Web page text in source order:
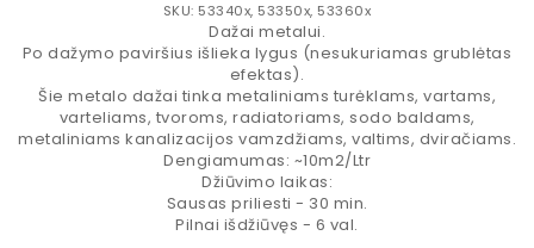
SKU: 53340x, 53350x, 53360x
Dažai metalui.
Po dažymo paviršius išlieka lygus (nesukuriamas grublėtas
efektas).
Šie metalo dažai tinka metaliniams turėklams, vartams,
varteliams, tvoroms, radiatoriams, sodo baldams,
metaliniams kanalizacijos vamzdžiams, valtims, dviračiams.
Dengiamumas: ~10m2/Ltr
Džiūvimo laikas:
Sausas priliesti - 30 min.
Pilnai išdžiūvęs - 6 val.